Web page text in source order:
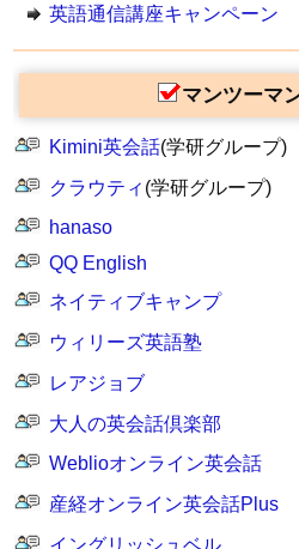
英語通信講座キャンペーン
マンツーマ
Kimini英会話(学研グループ)
クラウティ (学研グループ)
hanaso
QQ English
ネイティブキャンプ
ウィリーズ英語塾
レアジョブ
大人の英会話倶楽部
Weblioオンライン英会話
産経オンライン英会話Plus
イングリッシュベル